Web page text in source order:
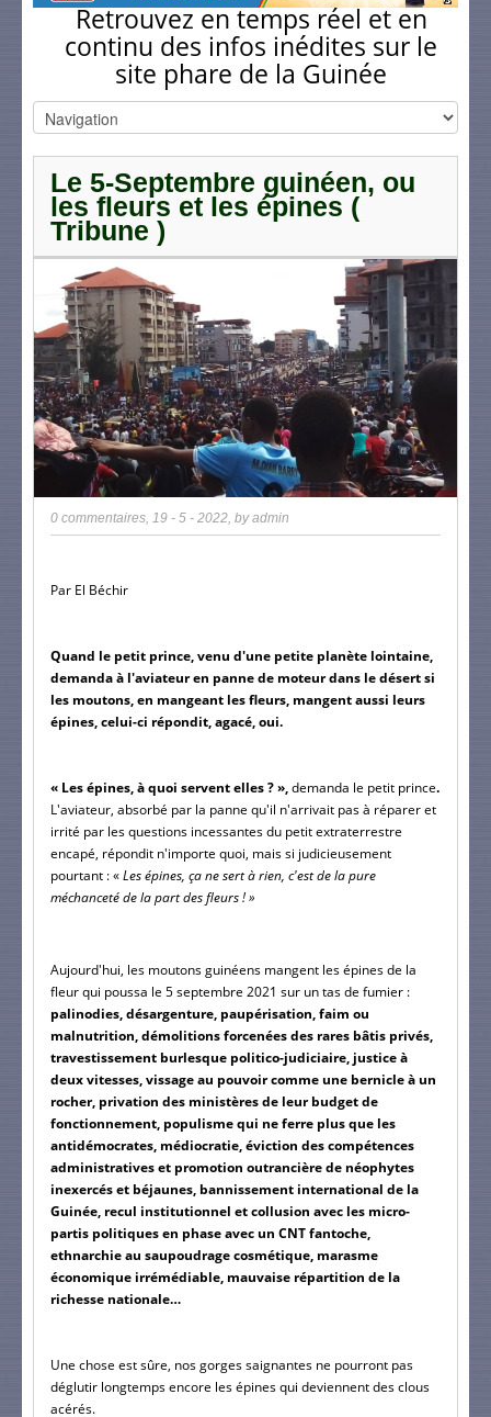
Retrouvez en temps réel et en
continu des infos inédites sur le
site phare de la Guinée
Le 5-Septembre guinéen, ou
les fleurs et les épines (
Tribune )
0 commentaires, 19 - 5 - 2022, byadmin
Par El Béchir
Quand le petit prince, venu d'une petite planète lointaine,
demanda à l'aviateur en panne de moteur dans le désert si
les moutons, en mangeant les fleurs, mangent aussi leurs
épines, celui-ci répondit, agacé, oui.
« Les épines, à quoi servent elles ? », demanda le petit prince
L'aviateur, absorbé par la panne qu'il n'arrivait pas à réparer et
irrité par les questions incessantes du petit extraterrestre
encapé, répondit n'importe quoi, mais si judicieusement
pourtant : « Les épines, ça ne sert à rien, c'est de la pure
méchanceté de la part des fleurs ! »
Aujourd'hui, les moutons guinéens mangent les épines de la
palinodies, désargenture, paupérisation, faim ou
malnutrition, démolitions forcenées des rares bâtis privés,
travestissement burlesque politico-judiciaire, justice à
deux vitesses, vissage au pouvoir comme une bernicle à un
rocher, privation des ministères de leur budget de
fonctionnement, populisme qui ne ferre plus que les
antidémocrates, médiocratie, éviction des compétences
administratives et promotion outrancière de néophytes
inexercés et béjaunes, bannissement international de la
Guinée, recul institutionnel et collusion avec les micro-
partis politiques en phase avec un CNT fantoche,
ethnarchie au saupoudrage cosmétique, marasme
économique irrémédiable, mauvaise répartition de la
richesse nationale…
Une chose est sûre, nos gorges saignantes ne pourront pas
déglutir longtemps encore les épines qui deviennent des clous
acérés.